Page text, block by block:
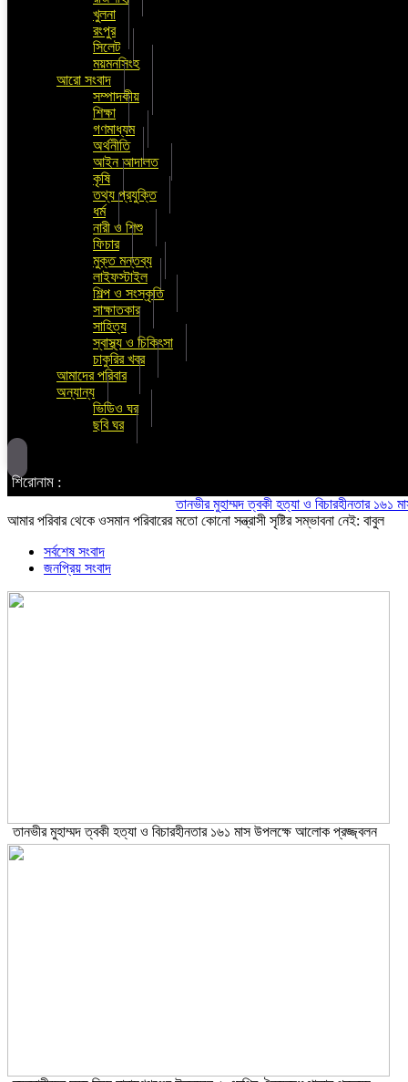
খুলনা
রংপুর
সিলেট
ময়মনসিংহ
আরো সংবাদ
সম্পাদকীয়
শিক্ষা
গণমাধ্যম
অর্থনীতি
আইন আদালত
কৃষি
তথ্য প্রযুক্তি
ধর্ম
নারী ও শিশু
ফিচার
মুক্ত মন্তব্য
লাইফস্টাইল
শিল্প ও সংস্কৃতি
সাক্ষাতকার
সাহিত্য
স্বাস্থ্য ও চিকিৎসা
চাকুরির খবর
আমাদের পরিবার
অন্যান্য
ভিডিও ঘর
ছবি ঘর
শিরোনাম :
তানভীর মুহাম্মদ ত্বকী হত্যা ও বিচারহীনতার ১৬১ মাস
আমার পরিবার থেকে ওসমান পরিবারের মতো কোনো সন্ত্রাসী সৃষ্টির সম্ভাবনা নেই: বাবুল
সর্বশেষ সংবাদ
জনপ্রিয় সংবাদ
তানভীর মুহাম্মদ ত্বকী হত্যা ও বিচারহীনতার ১৬১ মাস উপলক্ষে আলোক প্রজ্জ্বলন